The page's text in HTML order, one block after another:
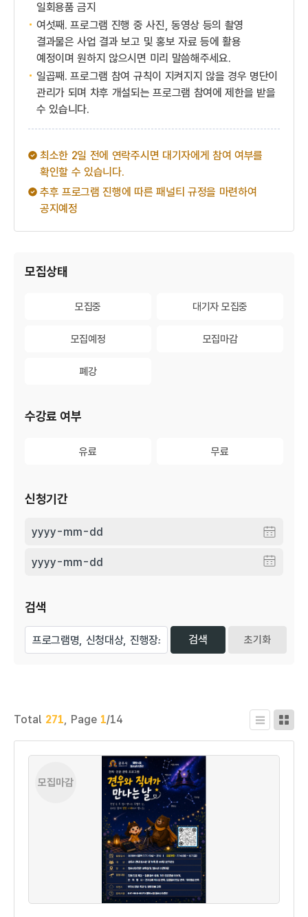
일회용품 금지
여섯째. 프로그램 진행 중 사진, 동영상 등의 촬영
결과물은 사업 결과 보고 및 홍보 자료 등에 활용
예정이며 원하지 않으시면 미리 말씀해주세요.
일곱째. 프로그램 참여 규칙이 지켜지지 않을 경우 명단이
관리가 되며 차후 개설되는 프로그램 참여에 제한을 받을
수 있습니다.
최소한 2일 전에 연락주시면 대기자에게 참여 여부를
확인할 수 있습니다.
추후 프로그램 진행에 따른 패널티 규정을 마련하여
공지예정
모집상태
모집중 대기자 모집중대기자 모집중
모집예정 모집마감
폐강
수강료 여부
유료 무료
신청기간
검색
초기화
Total 271, Page 1/14
모집마감